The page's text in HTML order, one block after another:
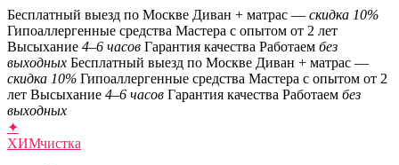
Бесплатный выезд по Москве Диван + матрас — скидка 10%
Гипоаллергенные средства Мастера с опытом от 2 лет
Высыхание 4–6 часов Гарантия качества Работаем без
выходных Бесплатный выезд по Москве Диван + матрас —
скидка 10% Гипоаллергенные средства Мастера с опытом от 2
лет Высыхание 4–6 часов Гарантия качества Работаем без
выходных
✦
ХИМчистка